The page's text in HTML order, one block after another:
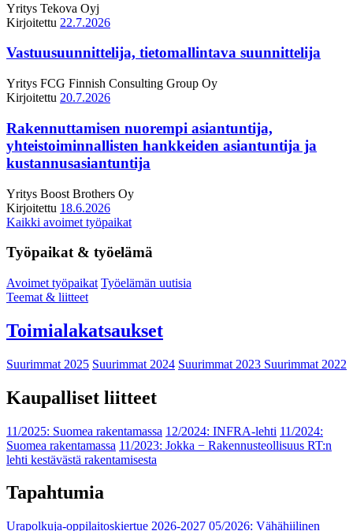
Yritys Tekova Oyj
Kirjoitettu 22.7.2026
Vastuusuunnittelija, tietomallintava suunnittelija
Yritys FCG Finnish Consulting Group Oy
Kirjoitettu 20.7.2026
Rakennuttamisen nuorempi asiantuntija,
yhteistoiminnallisten hankkeiden asiantuntija ja
kustannusasiantuntija
Yritys Boost Brothers Oy
Kirjoitettu 18.6.2026
Kaikki avoimet työpaikat
Työpaikat & työelämä
Avoimet työpaikat Työelämän uutisia
Teemat & liitteet
Toimialakatsaukset
Suurimmat 2025 Suurimmat 2024 Suurimmat 2023 Suurimmat 2022
Kaupalliset liitteet
11/2025: Suomea rakentamassa 12/2024: INFRA-lehti 11/2024:
Suomea rakentamassa 11/2023: Jokka − Rakennusteollisuus RT:n
lehti kestävästä rakentamisesta
Tapahtumia
Urapolkuja-oppilaitoskiertue 2026-2027 05/2026: Vähähiilinen